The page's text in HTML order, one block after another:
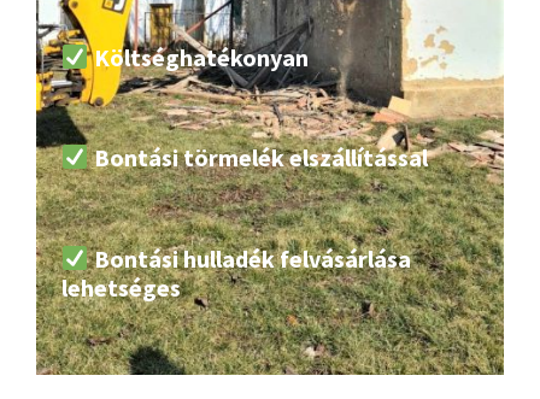
Költséghatékonyan
Bontási törmelék elszállítással
Bontási hulladék felvásárlása
lehetséges